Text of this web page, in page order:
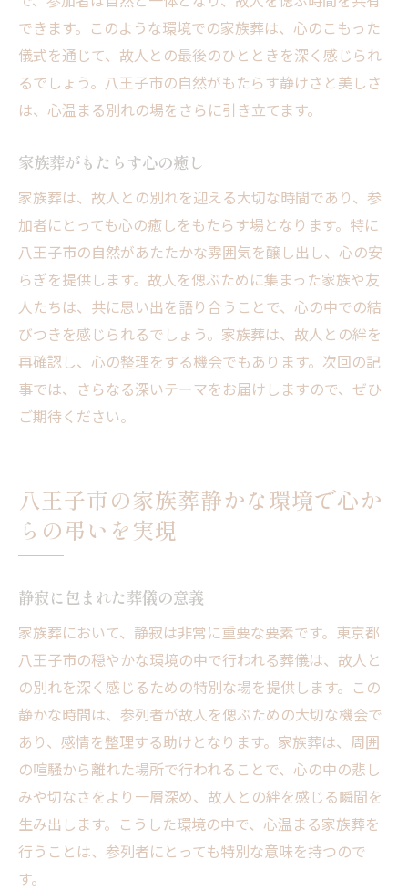
できます。このような環境での家族葬は、心のこもった
儀式を通じて、故人との最後のひとときを深く感じられ
るでしょう。八王子市の自然がもたらす静けさと美しさ
は、心温まる別れの場をさらに引き立てます。
家族葬がもたらす心の癒し
家族葬は、故人との別れを迎える大切な時間であり、参
加者にとっても心の癒しをもたらす場となります。特に
八王子市の自然があたたかな雰囲気を醸し出し、心の安
らぎを提供します。故人を偲ぶために集まった家族や友
人たちは、共に思い出を語り合うことで、心の中での結
びつきを感じられるでしょう。家族葬は、故人との絆を
再確認し、心の整理をする機会でもあります。次回の記
事では、さらなる深いテーマをお届けしますので、ぜひ
ご期待ください。
八王子市の家族葬静かな環境で心か
らの弔いを実現
静寂に包まれた葬儀の意義
家族葬において、静寂は非常に重要な要素です。東京都
八王子市の穏やかな環境の中で行われる葬儀は、故人と
の別れを深く感じるための特別な場を提供します。この
静かな時間は、参列者が故人を偲ぶための大切な機会で
あり、感情を整理する助けとなります。家族葬は、周囲
の喧騒から離れた場所で行われることで、心の中の悲し
みや切なさをより一層深め、故人との絆を感じる瞬間を
生み出します。こうした環境の中で、心温まる家族葬を
行うことは、参列者にとっても特別な意味を持つので
す。